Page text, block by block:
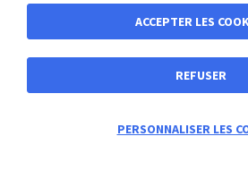
ACCEPTER LES
REFUSER
PERSONNALISER LES